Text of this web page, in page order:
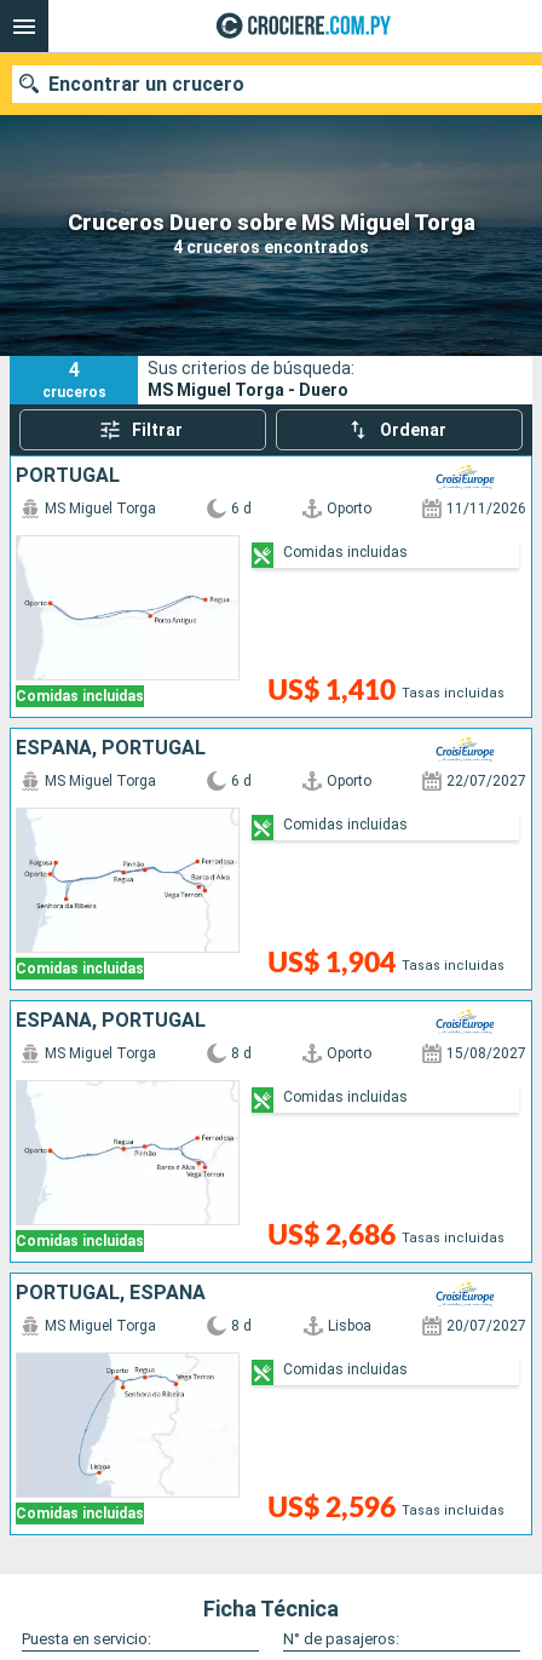
Cruceros Duero sobre MS Miguel Torga
4 cruceros encontrados
Encontrar un crucero
Nuestros destinos
Fecha de salida
Puertos Compañías
Buscar
4
cruceros
Sus criterios de búsqueda:
MS Miguel Torga - Duero
Filtrar Ordenar
PORTUGAL
Comidas incluidas
MS Miguel Torga 6 d Oporto 11/11/2026
US$ 1,410 Tasas incluidas
Comidas incluidas
ESPAÑA, PORTUGAL
Comidas incluidas
MS Miguel Torga 6 d Oporto 22/07/2027
US$ 1,904 Tasas incluidas
Comidas incluidas
ESPAÑA, PORTUGAL
Comidas incluidas
MS Miguel Torga 8 d Oporto 15/08/2027
US$ 2,686 Tasas incluidas
Comidas incluidas
PORTUGAL, ESPAÑA
Comidas incluidas
MS Miguel Torga 8 d Lisboa 20/07/2027
US$ 2,596 Tasas incluidas
Comidas incluidas
Ficha Técnica
Puesta en servicio:
N° de pasajeros: